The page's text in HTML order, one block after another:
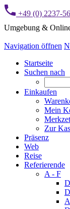
+49 (0) 2237-
Umgebung &
Navigation öffnen
Startseite
Suchen nach
Einkaufen
Mein
Zur
Präsenz
Web
Reise
Referierende
A - F